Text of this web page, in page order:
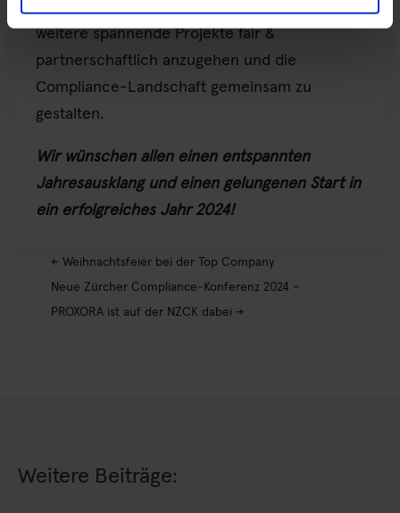
weitere spannende Projekte fair &
partnerschaftlich anzugehen und die
Compliance-Landschaft gemeinsam zu
gestalten.
Wir wünschen allen einen entspannten
Jahresausklang und einen gelungenen Start in
ein erfolgreiches Jahr 2024!
← Weihnachtsfeier bei der Top Company
Neue Zürcher Compliance-Konferenz 2024 –
PROXORA ist auf der NZCK dabei →
Weitere Beiträge: